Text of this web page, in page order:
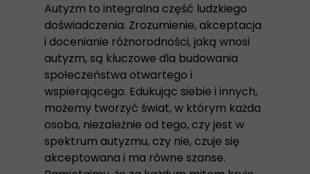
Autyzm to integralna część ludzkiego
doświadczenia. Zrozumienie, akceptacja
i docenianie różnorodności, jaką wnosi
autyzm, są kluczowe dla budowania
społeczeństwa otwartego i
wspierającego. Edukując siebie i innych,
możemy tworzyć świat, w którym każda
osoba, niezależnie od tego, czy jest w
spektrum autyzmu, czy nie, czuje się
akceptowana i ma równe szanse.